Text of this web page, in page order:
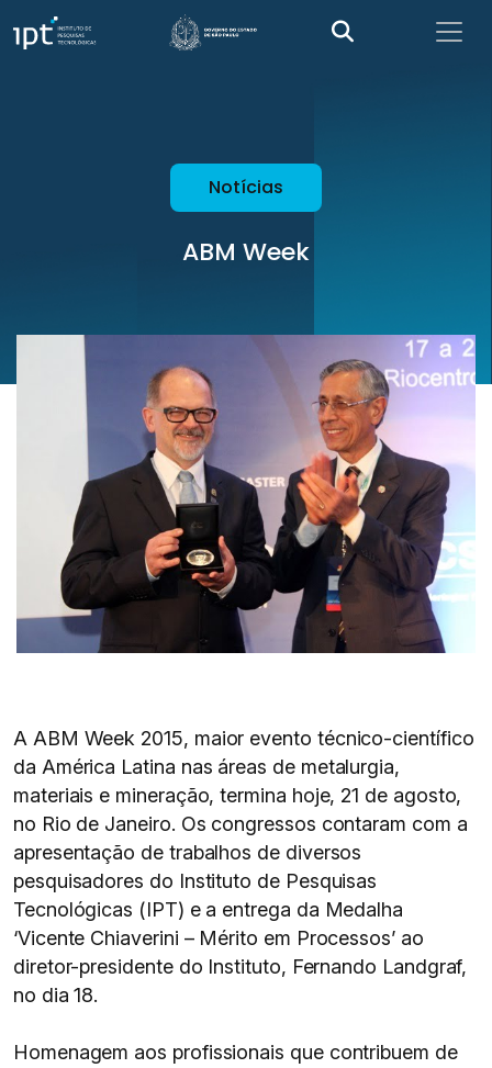
Notícias
ABM Week
A ABM Week 2015, maior evento técnico-científico
da América Latina nas áreas de metalurgia,
materiais e mineração, termina hoje, 21 de agosto,
no Rio de Janeiro. Os congressos contaram com a
apresentação de trabalhos de diversos
pesquisadores do Instituto de Pesquisas
Tecnológicas (IPT) e a entrega da Medalha
‘Vicente Chiaverini – Mérito em Processos’ ao
diretor-presidente do Instituto, Fernando Landgraf,
no dia 18.
Homenagem aos profissionais que contribuem de